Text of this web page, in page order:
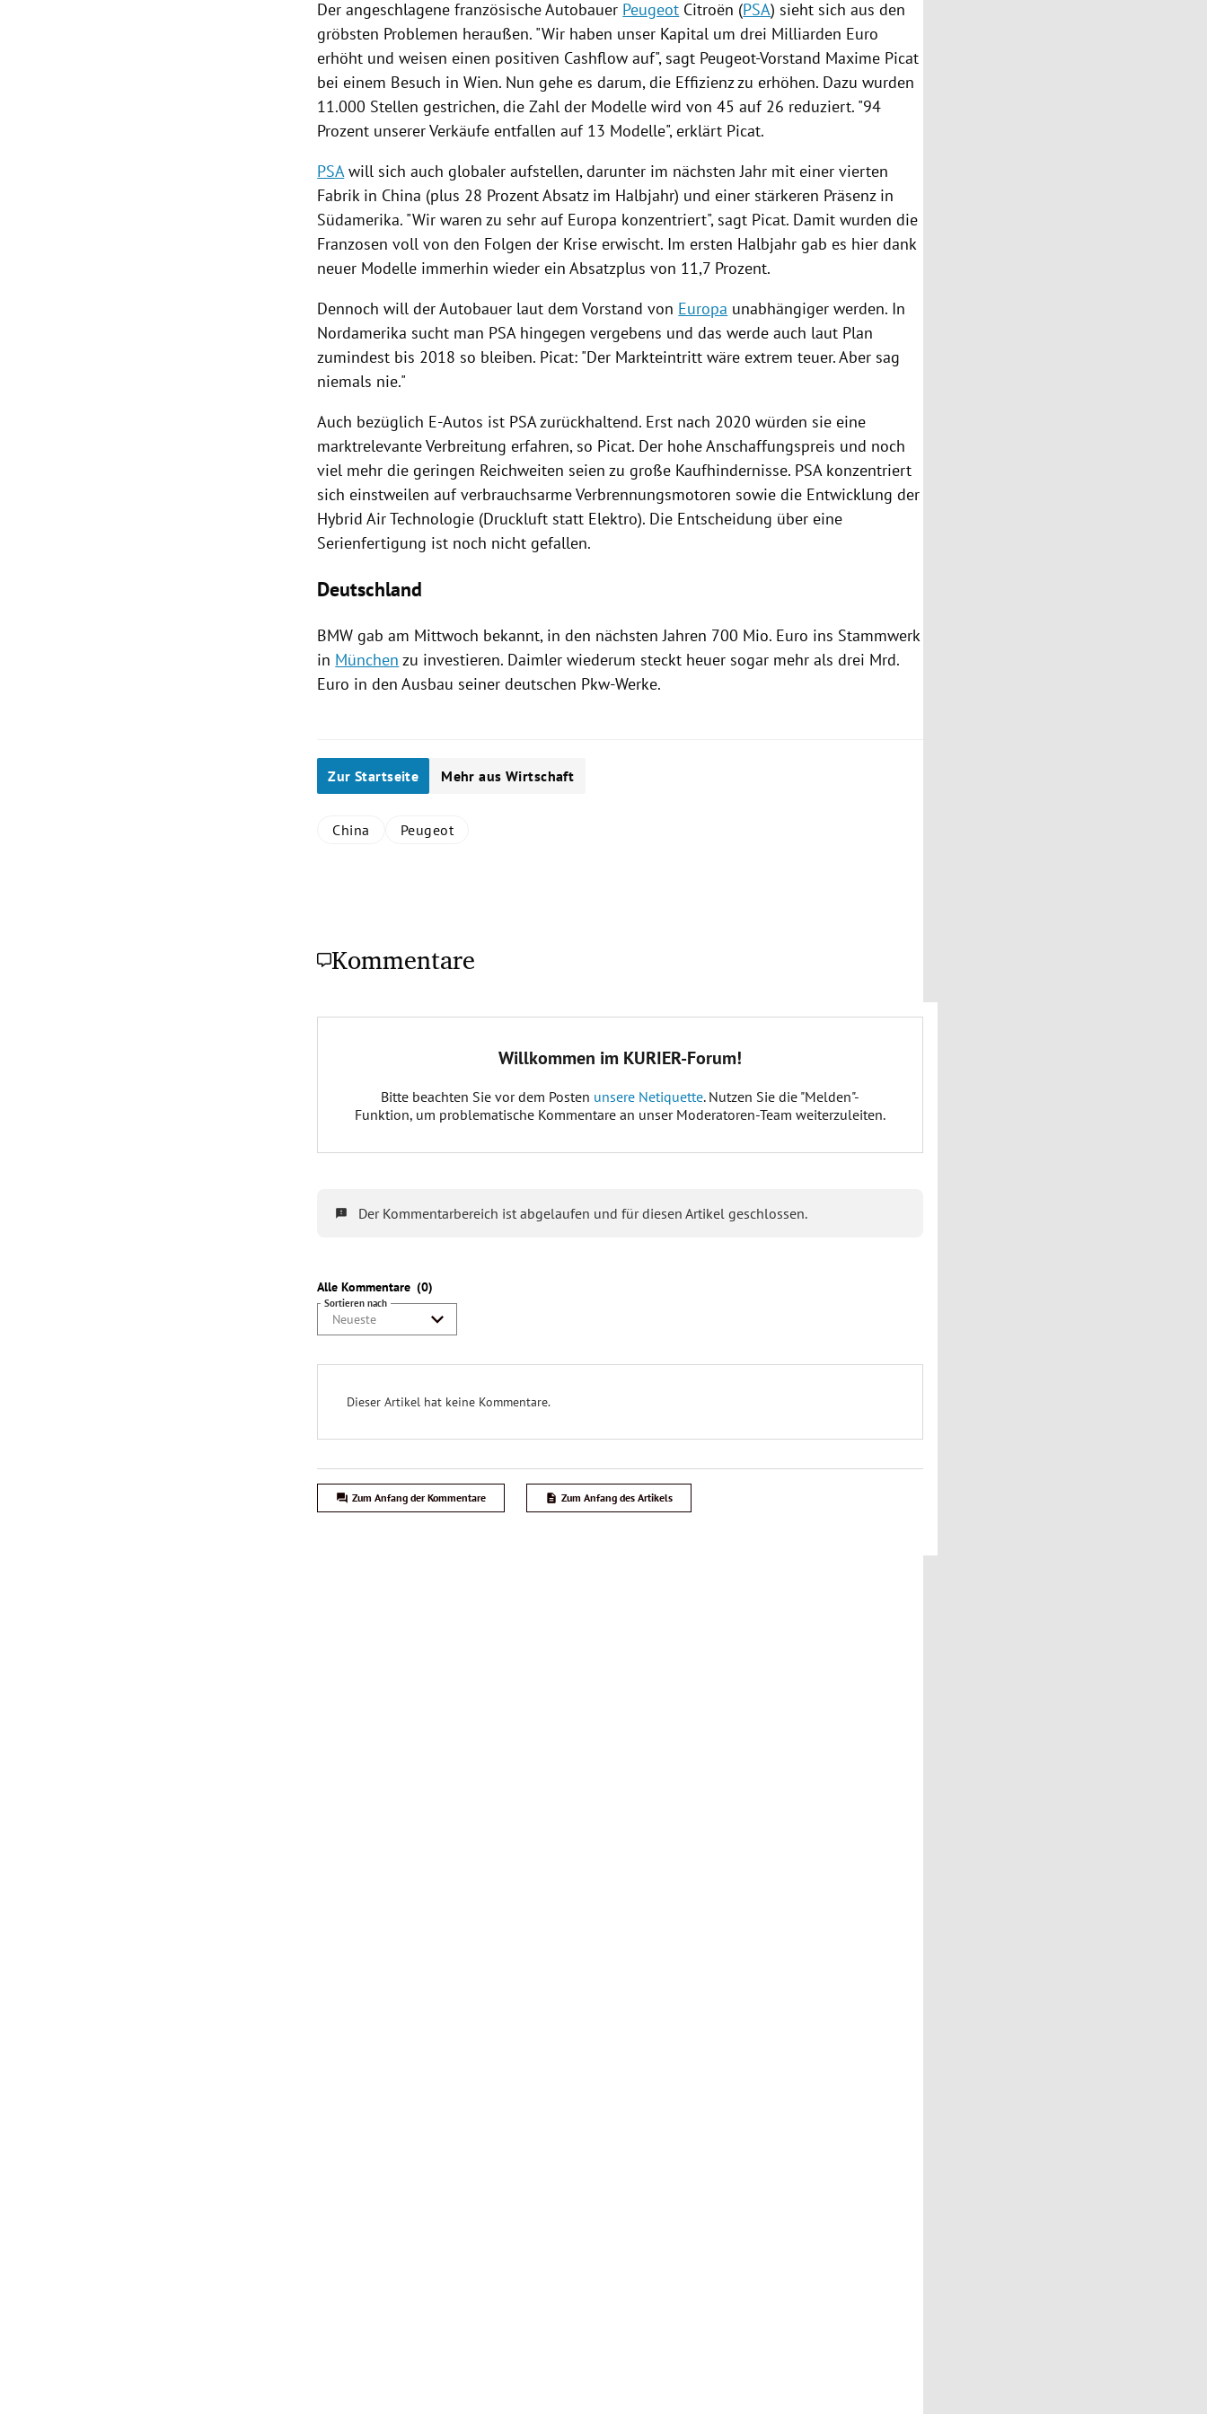
Der angeschlagene französischeAutobauer Peugeot Citroën (PSA) sieht sich aus den
gröbsten Problemen heraußen. "Wir haben unser Kapital um drei Milliarden Euro
erhöht und weisen einen positiven Cashflow auf", sagt Peugeot-Vorstand Maxime Picat
bei einem Besuch inWien. Nun gehe es darum, die Effizienz zu erhöhen. Dazu wurden
11.000 Stellen gestrichen, die Zahl der Modelle wird von 45 auf 26 reduziert. "94
Prozent unserer Verkäufe entfallen auf 13 Modelle", erklärt Picat.
PSAwill sich auch globaler aufstellen, darunter im nächsten Jahr mit einer vierten
Fabrik in China (plus 28 Prozent Absatz im Halbjahr) und einer stärkeren Präsenz in
Südamerika. "Wir waren zu sehr auf Europa konzentriert", sagt Picat. Damit wurden die
Franzosen voll von den Folgen der Krise erwischt. Im ersten Halbjahr gab es hier dank
neuer Modelle immerhin wieder ein Absatzplus von 11,7 Prozent.
Dennoch will derAutobauer laut dem Vorstand von Europa unabhängiger werden. In
Nordamerika sucht man PSAhingegen vergebens und das werde auch laut Plan
zumindest bis 2018 so bleiben. Picat: "Der Markteintritt wäre extrem teuer. Aber sag
niemals nie."
Auch bezüglich E-Autos ist PSAzurückhaltend. Erst nach 2020 würden sie eine
marktrelevante Verbreitung erfahren, so Picat. Der hohe Anschaffungspreis und noch
viel mehr die geringen Reichweiten seien zu große Kaufhindernisse. PSAkonzentriert
sich einstweilen auf verbrauchsarme Verbrennungsmotoren sowie die Entwicklung der
Hybrid Air Technologie (Druckluft statt Elektro). Die Entscheidung über eine
Serienfertigung ist noch nicht gefallen.
Deutschland
BMW gab am Mittwoch bekannt, in den nächsten Jahren 700 Mio. Euro ins Stammwerk
in München zu investieren. Daimler wiederum steckt heuer sogar mehr als drei Mrd.
Euro in den Ausbau seiner deutschen Pkw-Werke.
Zur Startseite Mehr aus Wirtschaft
China Peugeot
Kommentare